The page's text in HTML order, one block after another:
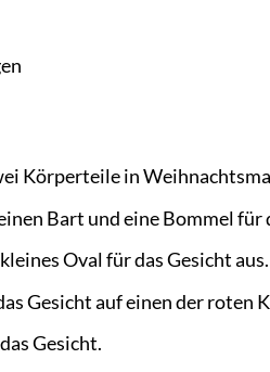
Körperteile in
Bart und eine Bommel für
Oval für das Gesicht aus.
Gesicht auf einen der roten
Gesicht.